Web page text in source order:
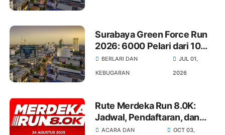
Surabaya Green Force Run
2026: 6000 Pelari dari 10
Negara Rayakan HUT
Surabaya dan Persebaya
BERLARI DAN
KEBUGARAN
JUL 01,
2026
Rute Merdeka Run 8.0K:
Jadwal, Pendaftaran, dan
Hadiah Jutaan Rupiah
ACARA DAN
OCT 03,